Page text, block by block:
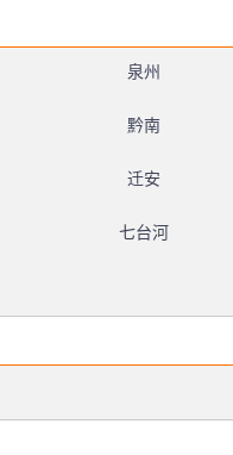
泉州
黔南
迁安
七台河